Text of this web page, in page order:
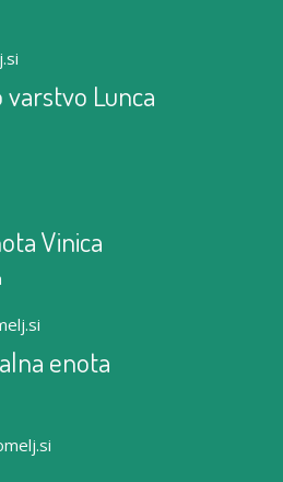
varstvo Lunca
Vinica
enota